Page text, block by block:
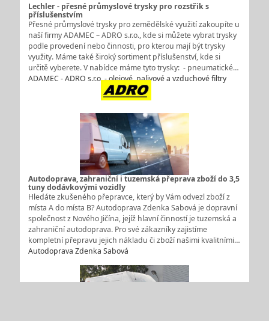
Lechler - přesné průmyslové trysky pro rozstřik s
příslušenstvím
Přesné průmyslové trysky pro zemědělské využití zakoupíte u
naší firmy ADAMEC – ADRO s.r.o., kde si můžete vybrat trysky
podle provedení nebo činnosti, pro kterou mají být trysky
využity. Máme také široký sortiment příslušenství, kde si
určitě vyberete. V nabídce máme tyto trysky: - pneumatické…
ADAMEC - ADRO s.r.o. - olejové, palivové a vzduchové filtry
Autodoprava, zahraniční i tuzemská přeprava zboží do 3,5
tuny dodávkovými vozidly
Hledáte zkušeného přepravce, který by Vám odvezl zboží z
místa A do místa B? Autodoprava Zdenka Sabová je dopravní
společnost z Nového Jičína, jejíž hlavní činností je tuzemská a
zahraniční autodoprava. Pro své zákazníky zajistíme
kompletní přepravu jejich nákladu či zboží našimi kvalitními…
Autodoprava Zdenka Sabová